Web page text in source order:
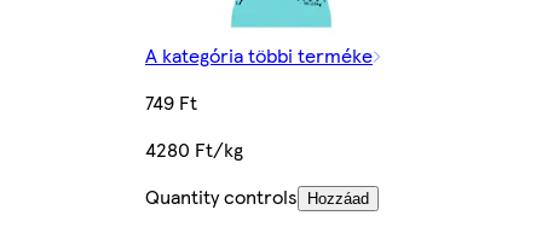
A kategória többi terméke
749 Ft
4280 Ft/kg
Quantity controls
Hozzáad